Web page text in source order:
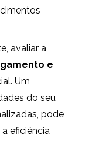
avaliar a
e
Um
do seu
pode
eficiência